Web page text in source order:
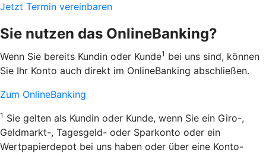
Jetzt Termin vereinbaren
Sie nutzen das OnlineBanking?
Wenn Sie bereits Kundin oder Kunde1 bei uns sind, können
Sie Ihr Konto auch direkt im OnlineBanking abschließen.
Zum OnlineBanking
1 Sie gelten als Kundin oder Kunde, wenn Sie ein Giro-,
Geldmarkt-, Tagesgeld- oder Sparkonto oder ein
Wertpapierdepot bei uns haben oder über eine Konto-